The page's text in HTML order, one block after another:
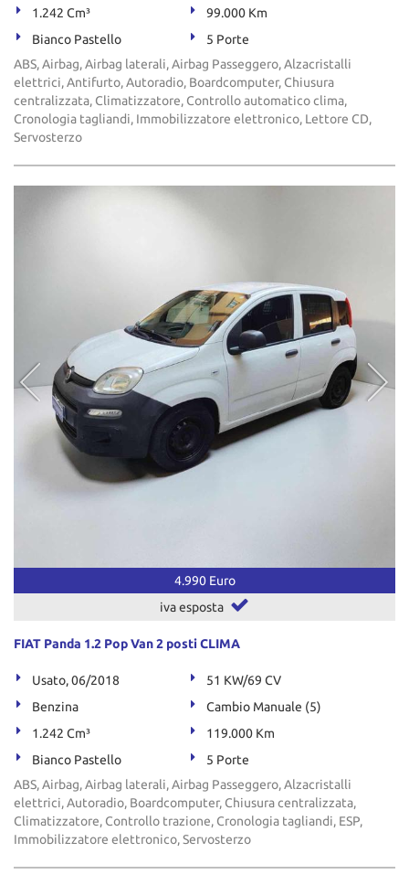
1.242 Cm³
99.000 Km
Bianco Pastello
5 Porte
ABS, Airbag, Airbag laterali, Airbag Passeggero, Alzacristalli
elettrici, Antifurto, Autoradio, Boardcomputer, Chiusura
centralizzata, Climatizzatore, Controllo automatico clima,
Cronologia tagliandi, Immobilizzatore elettronico, Lettore CD,
Servosterzo
4.990 Euro
iva esposta
FIAT Panda 1.2 Pop Van 2 posti CLIMA
Usato, 06/2018
51 KW/69 CV
Benzina
Cambio Manuale (5)
1.242 Cm³
119.000 Km
Bianco Pastello
5 Porte
ABS, Airbag, Airbag laterali, Airbag Passeggero, Alzacristalli
elettrici, Autoradio, Boardcomputer, Chiusura centralizzata,
Climatizzatore, Controllo trazione, Cronologia tagliandi, ESP,
Immobilizzatore elettronico, Servosterzo